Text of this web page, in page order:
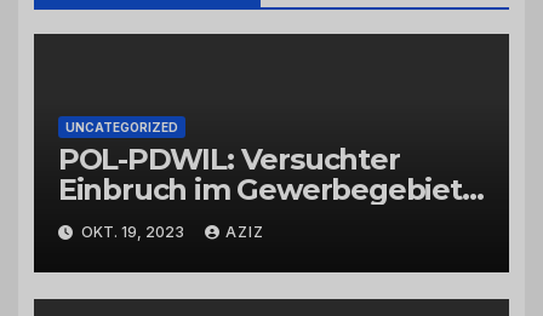
UNCATEGORIZED
POL-PDWIL: Versuchter
Einbruch im Gewerbegebiet
Wittlich
OKT. 19, 2023 AZIZ